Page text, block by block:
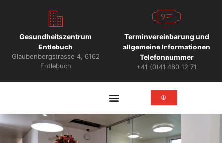
Gesundheitszentrum
Entlebuch
Glaubenbergstrasse 4, 6162
Entlebuch
Terminvereinbarung und
allgemeine Informationen
Telefonnummer
+41 (0)41 480 12 71